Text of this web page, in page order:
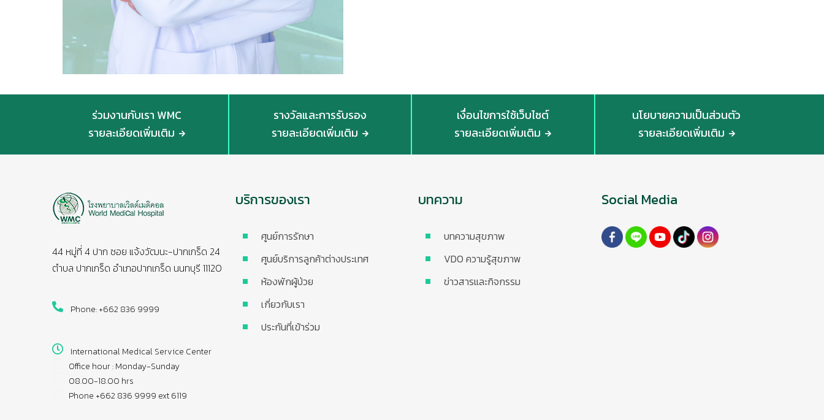
ร่วมงานกับเรา WMC
รายละเอียดเพิ่มเติม
รางวัลและการรับรอง
รายละเอียดเพิ่มเติม
เงื่อนไขการใช้เว็บไซต์
รายละเอียดเพิ่มเติม
นโยบายความเป็นส่วนตัว
รายละเอียดเพิ่มเติม
44 หมู่ที่ 4 ปาก ซอย แจ้งวัฒนะ-ปากเกร็ด 24
ตำบล ปากเกร็ด อำเภอปากเกร็ด นนทบุรี 11120
Phone: +662 836 9999
International Medical Service Center
Office hour : Monday-Sunday
08.00-18.00 hrs
Phone +662 836 9999 ext 6119
บริการของเรา
ศูนย์การรักษา
ศูนย์บริการลูกค้าต่างประเทศ
ห้องพักผู้ป่วย
เกี่ยวกับเรา
ประกันที่เข้าร่วม
บทความ
บทความสุขภาพ
VDO ความรู้สุขภาพ
ข่าวสารและกิจกรรม
Social Media